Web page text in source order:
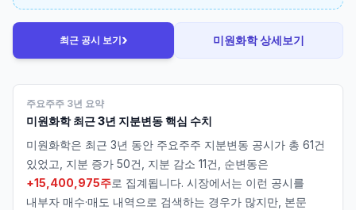
최근 공시 보기› 미원화학상세보기
주요주주 3년 요약
미원화학최근 3년 지분변동 핵심 수치
미원화학은 최근 3년 동안 주요주주 지분변동 공시가 총 61건
있었고, 지분 증가 50건, 지분 감소 11건, 순변동은
+15,400,975주로 집계됩니다. 시장에서는 이런 공시를
내부자 매수·매도 내역으로 검색하는 경우가 많지만, 본문